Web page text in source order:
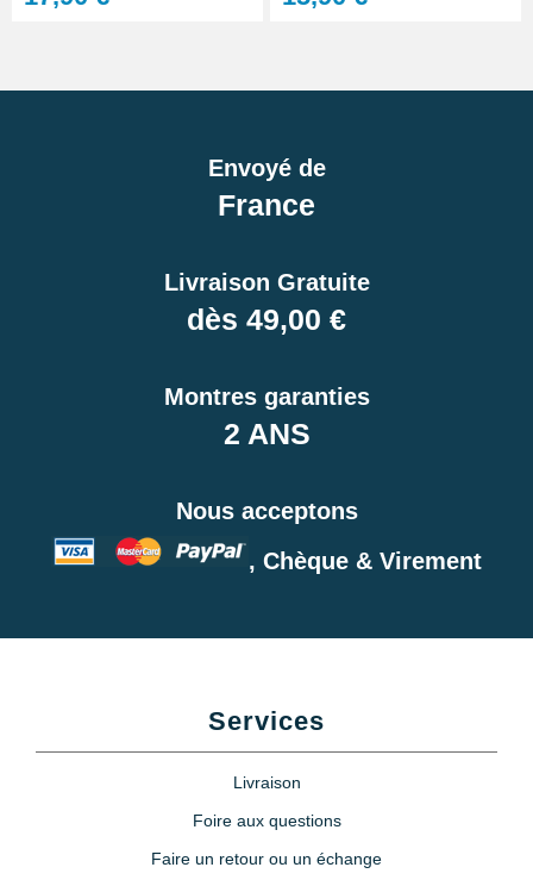
Envoyé de
France
Livraison Gratuite
dès 49,00 €
Montres garanties
2 ANS
Nous acceptons
, Chèque & Virement
Services
Livraison
Foire aux questions
Faire un retour ou un échange